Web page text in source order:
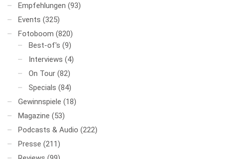
Empfehlungen (93)
Events (325)
Fotoboom (820)
Best-of's (9)
Interviews (4)
On Tour (82)
Specials (84)
Gewinnspiele (18)
Magazine (53)
Podcasts & Audio (222)
Presse (211)